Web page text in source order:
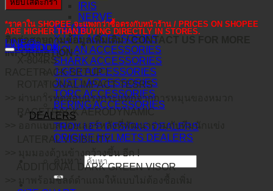
IRIS
NERVE
N-COM
X-LITE ACCESSORIES
NOLAN ACCESSORIES
SHARK ACCESSORIES
J-GPR ACCESSORIES
JUST1 ACCESSORIES
TORC ACCESSORIES
BERING ACCESSORIES
DEALERS
TROY LEE DESIGNS DEALERS
ORIGINE HELMETS DEALERS
หยิบใส่ตะกร้า
*ราคาใน SHOPEE จะแพงกว่าซื้อตรงกับหน้าร้าน / PRICES ON SHOPEE
ARE HIGHER THAN BUYING DIRECTLY IN STORES.
ติดต่อสอบถามข้อมูลเพิ่มเติม / CONTACT US FOR MORE
INFORMATION :
LINE@
FACEBOOK
คำอธิบาย
X-804RS”
RACETRACK SETUP !
ROTATIONAL IMPACT TESRS
>> ผ่านการทดสอบแรงกระแทกจากการหมุนของหมวก
RACETRACK AERODYNAMIC
>> ออกแบบสปอยเลอร์หลังที่พัฒนาร่วมกับทีมนักแข่ง
LATERAL VISIBILITY
>> มุมมองด้านข้างกว้างขึ้น อีก !
ADDITIONAL DARK GREEN VISOR
>> มาพร้อมชิลด์ดำแถมให้แบบไม่ต้องซื้อเพิ่ม